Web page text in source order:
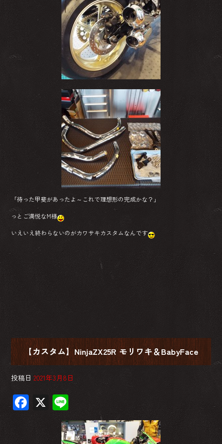
「待った甲斐があったよ～これで理想形の完成かな？」
っとご満悦なM様
いえいえ終わらないのがカワサキカスタムなんです
【カスタム】NinjaZX25R モリワキ＆BabyFace
投稿日 2021年3月8日
F X
ne